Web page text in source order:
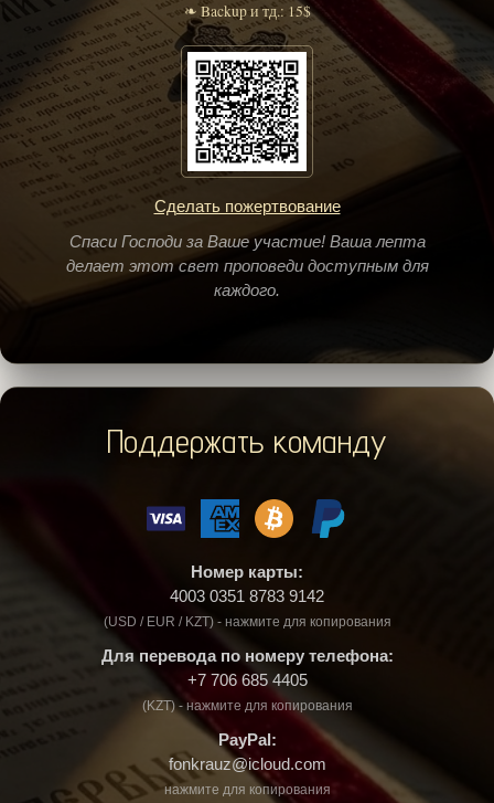
❧ Backup и тд.: 15$
Сделать пожертвование
Спаси Господи за Ваше участие! Ваша лепта
делает этот свет проповеди доступным для
каждого.
Поддержать команду
Номер карты:
4003 0351 8783 9142
(USD / EUR / KZT) - нажмите для копирования
Для перевода по номеру телефона:
+7 706 685 4405
(KZT) - нажмите для копирования
PayPal:
fonkrauz@icloud.com
нажмите для копирования